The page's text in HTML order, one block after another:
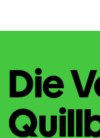
Die